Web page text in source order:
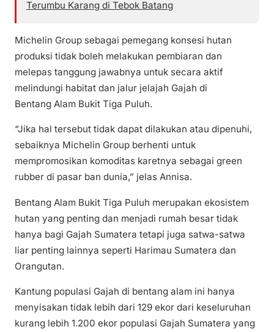
Terumbu Karang di Tebok Batang
Michelin Group sebagai pemegang konsesi hutan
produksi tidak boleh melakukan pembiaran dan
melepas tanggung jawabnya untuk secara aktif
melindungi habitat dan jalur jelajah Gajah di
Bentang Alam Bukit Tiga Puluh.
“Jika hal tersebut tidak dapat dilakukan atau dipenuhi,
sebaiknya Michelin Group berhenti untuk
mempromosikan komoditas karetnya sebagai green
rubber di pasar ban dunia,” jelas Annisa.
Bentang Alam Bukit Tiga Puluh merupakan ekosistem
hutan yang penting dan menjadi rumah besar tidak
hanya bagi Gajah Sumatera tetapi juga satwa-satwa
liar penting lainnya seperti Harimau Sumatera dan
Orangutan.
Kantung populasi Gajah di bentang alam ini hanya
menyisakan tidak lebih dari 129 ekor dari keseluruhan
kurang lebih 1.200 ekor populasi Gajah Sumatera yang